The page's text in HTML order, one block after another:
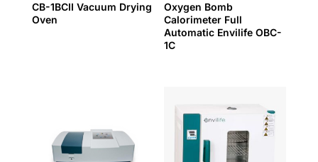
CB-1BCII Vacuum Drying
Oven
Oxygen Bomb
Calorimeter Full
Automatic Envilife OBC-
1C